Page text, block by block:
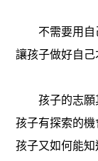
不需要用自己
讓孩子做好自己
孩子的志願其
孩子有探索的機
孩子又如何能